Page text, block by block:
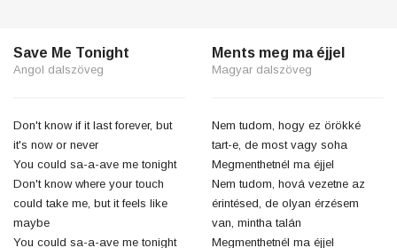
Save Me Tonight
Angol dalszöveg
Don't know if it last forever, but
it's now or never
You could sa-a-ave me tonight
Don't know where your touch
could take me, but it feels like
maybe
You could sa-a-ave me tonight
Ments meg ma éjjel
Magyar dalszöveg
Nem tudom, hogy ez örökké
tart-e, de most vagy soha
Megmenthetnél ma éjjel
Nem tudom, hová vezetne az
érintésed, de olyan érzésem
van, mintha talán
Megmenthetnél ma éjjel